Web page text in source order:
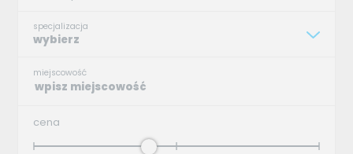
specjalizacja
wybierz
miejscowość
cena